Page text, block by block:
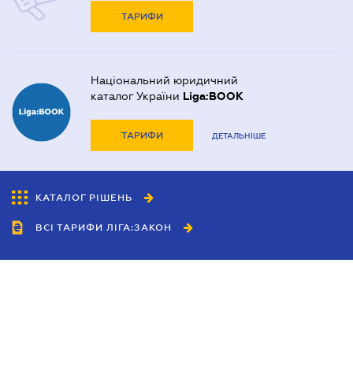
ТАРИФИ
Національний юридичний
каталог України Liga:BOOK
ТАРИФИ ДЕТАЛЬНІШЕ
КАТАЛОГ РІШЕНЬ
ВСІ ТАРИФИ ЛІГА:ЗАКОН